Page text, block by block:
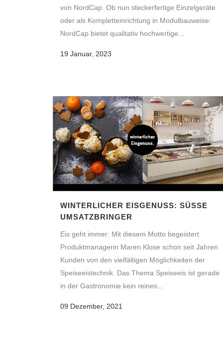
von NordCap. Ob nun steckerfertige Einzelgeräte
oder als Kompletteinrichtung in Modulbauweise:
NordCap bietet qualitativ hochwertige...
19 Januar, 2023
WINTERLICHER EISGENUSS: SÜSSE U
MSATZBRINGER
Eis geht immer: Mit diesem Motto begeistert
Produktmanagerin Maren Klose schon seit Jahren
Kunden von den vielfältigen Möglichkeiten der
Speiseeistechnik. Das Thema Speiseeis ist gerade
in der Gastronomie kein reines...
09 Dezember, 2021